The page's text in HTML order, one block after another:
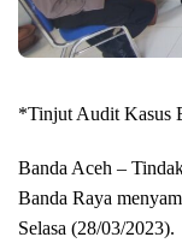
*Tinjut Audit Kasus
Banda Aceh –
Banda Raya
Selasa (28/03/2023).